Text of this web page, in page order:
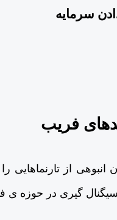
سرمایه
فریب
از تارنماهایی
گیری در حوزه ی